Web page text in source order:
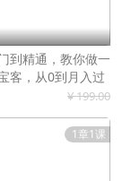
到精通，教你做一
客，从0到月入过
¥ 199.00
1章1课